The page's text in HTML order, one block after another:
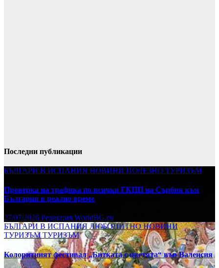
Последни публикации
БЪЛГАРИ В ИСПАНИЯ НОВИНИ ПОЛЕЗНО ТУРИЗЪМ
Проверка на трафика по всички ГКПП на Сърбия към
България в реално време
27/07/2026 Редакция WorldBG.eu
БЪЛГАРИ В ИСПАНИЯ ЛЮБОПИТНОНОВИНИ
ТУРИЗЪМТУРИЗЪМ
Колоритният фестивал „Битката с цветята“ във Валенсия